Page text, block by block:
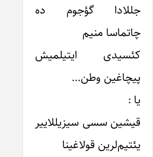
گؤجوم ده
منیم
ایتیلمیش
وطن…
سسی سیزیللاییر
قولاغینا